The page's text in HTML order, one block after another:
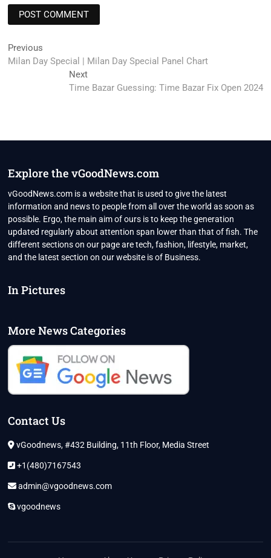
Post
navigation
Previous
post:
Milan Day Special | Milan Day Special Panel Chart
NextNext
post:
Time Bazar Guessing: Time Bazar Fix Open 2024
Explore the vGoodNews.com
vGoodNews.com is a website that is used to give the latest
information and news to people from all over the world as soon as
possible. Ergo, the main aim of ours is to keep the generation
updated regularly about attention span lower than that of fish. The
different sections on our page are tech, fashion, lifestyle, market,
and the latest section on our website is of Business.
In Pictures
More News Categories
Contact Us
vGoodnews, #432 Building, 11th Floor, Media Street
+1(480)7167543
admin@vgoodnews.com
vgoodnews